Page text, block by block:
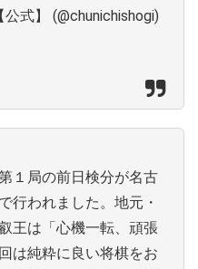
式】 (@chunichishogi)
１局の前日検分が名古
行われました。地元・
王は「心機一転、頑張
は純粋に良い将棋をお